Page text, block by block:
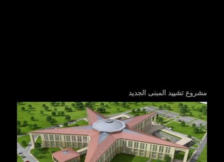
مشروع تشييد المبنى الجديد